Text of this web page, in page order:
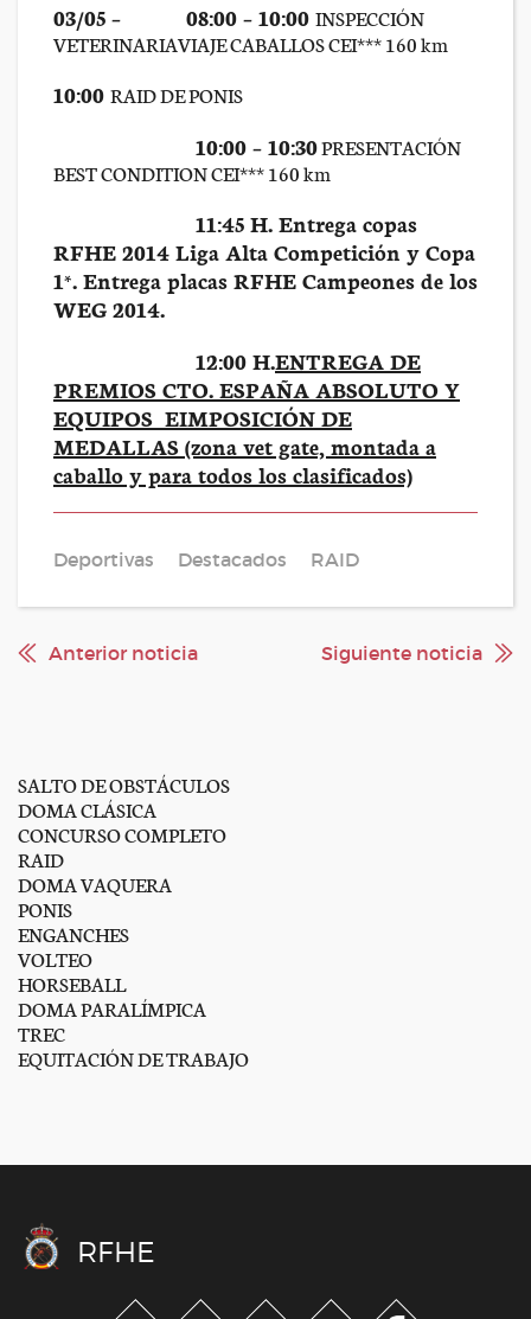
03/05 – 08:00 – 10:00 INSPECCIÓN
VETERINARIAVIAJE CABALLOS CEI*** 160 km
10:00 RAID DE PONIS
10:00 – 10:30PRESENTACIÓN
BEST CONDITION CEI*** 160 km
11:45 H. Entrega copas
RFHE 2014 Liga Alta Competición y Copa
1*. Entrega placas RFHE Campeones de los
WEG 2014.
12:00 H.ENTREGA DE
PREMIOS CTO. ESPAÑA ABSOLUTO Y
EQUIPOS EIMPOSICIÓN DE
MEDALLAS (zona vet gate, montada a
caballo y para todos los clasificados)
Deportivas Destacados RAID
Anterior noticia Siguiente noticia
SALTO DE OBSTÁCULOS
DOMA CLÁSICA
CONCURSO COMPLETO
RAID
DOMA VAQUERA
PONIS
ENGANCHES
VOLTEO
HORSEBALL
DOMA PARALÍMPICA
TREC
EQUITACIÓN DE TRABAJO
RFHE